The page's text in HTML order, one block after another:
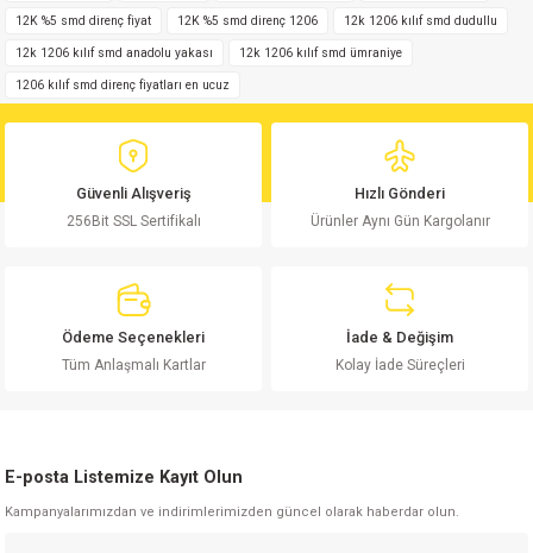
Görüş ve önerileriniz için teşekkür ederiz.
Ürün açıklamasında eksik bilgiler bulunuyor.
Ürün bilgilerinde hatalar bulunuyor.
Ürün fiyatı diğer sitelerden daha pahalı.
Bu ürüne benzer farklı alternatifler olmalı.
12K %5 smd direnç fiyat 12K %5 smd direnç 1206 12k 1206 kılıf smd dudullu
12k 1206 kılıf smd anadolu yakası 12k 1206 kılıf smd ümraniye
1206 kılıf smd direnç fiyatları en ucuz
Güvenli Alışveriş
256Bit SSL Sertifikalı
Hızlı Gönderi
Ürünler Aynı Gün Kargolanır
Ödeme Seçenekleri
Tüm Anlaşmalı Kartlar
İade & Değişim
Kolay İade Süreçleri
E-posta Listemize Kayıt Olun
Kampanyalarımızdan ve indirimlerimizden güncel olarak haberdar olun.